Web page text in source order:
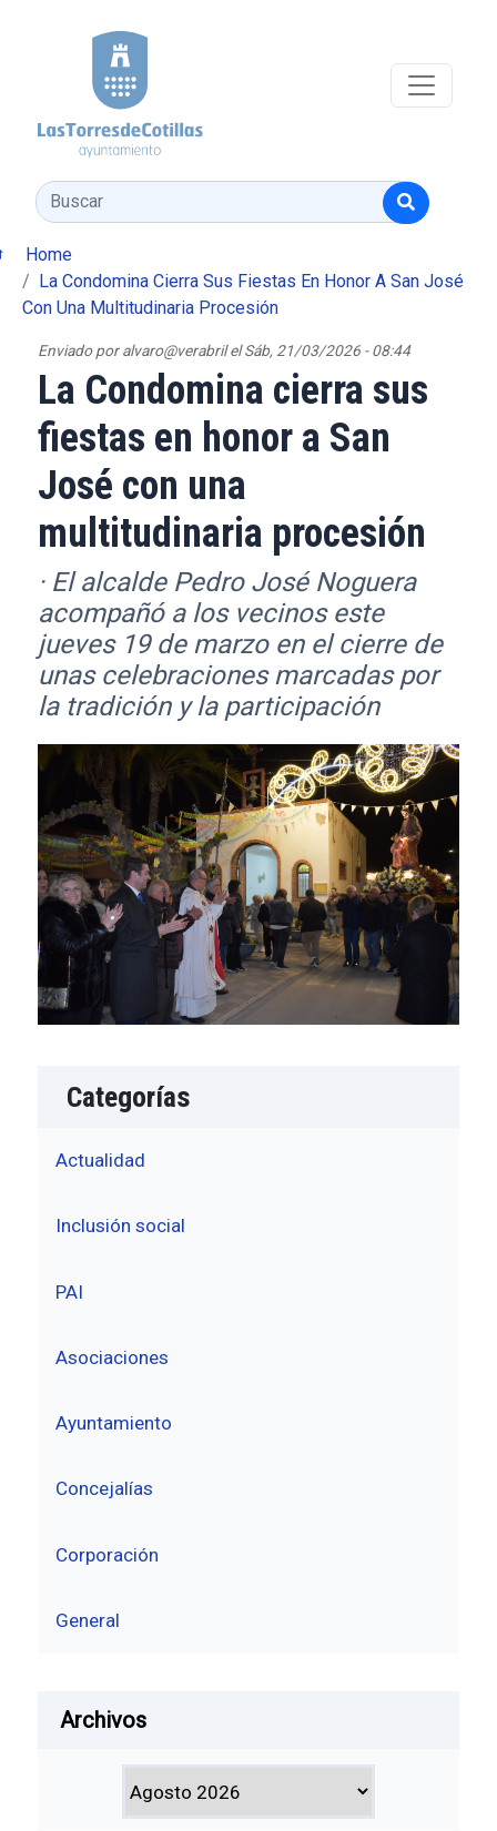
Buscar
Home
La Condomina Cierra Sus Fiestas En Honor A San José
Con Una Multitudinaria Procesión
Enviado poralvaro@verabril elSáb, 21/03/2026 - 08:44
La Condomina cierra sus
fiestas en honor a San
José con una
multitudinaria procesión
· El alcalde Pedro José Noguera
acompañó a los vecinos este
jueves 19 de marzo en el cierre de
unas celebraciones marcadas por
la tradición y la participación
Categorías
Actualidad
Inclusión social
PAI
Asociaciones
Ayuntamiento
Concejalías
Corporación
General
Archivos